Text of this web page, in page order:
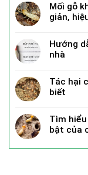
Mối gỗ
giản,
Hướng
nhà
Tác hại
biết
Tìm
bật của